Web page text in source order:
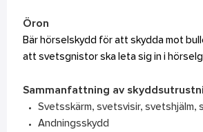
Öron
Bär hörselskydd för att skydda mot
att svetsgnistor ska leta sig in i
Sammanfattning av
Svetsskärm, svetsvisir, svetshjälm,
Andningsskydd